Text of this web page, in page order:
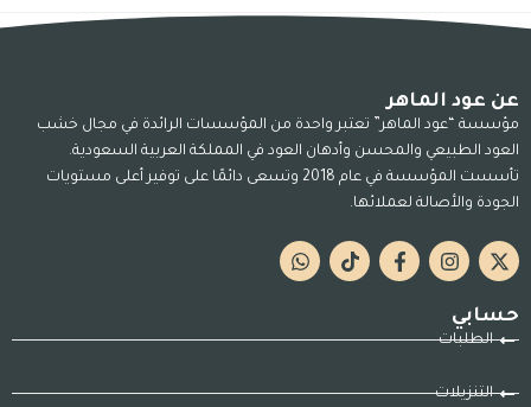
عن عود الماهر
مؤسسة “عود الماهر” تعتبر واحدة من المؤسسات الرائدة في مجال خشب
العود الطبيعي والمحسن وأدهان العود في المملكة العربية السعودية.
تأسست المؤسسة في عام 2018 وتسعى دائمًا على توفير أعلى مستويات
الجودة والأصالة لعملائها.
حسابي
الطلبات
التنزيلات